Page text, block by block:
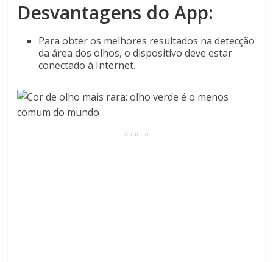
Desvantagens do App:
Para obter os melhores resultados na detecção
da área dos olhos, o dispositivo deve estar
conectado à Internet.
Anúncio